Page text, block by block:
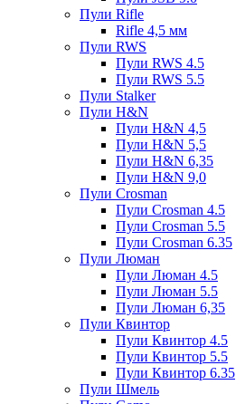
Пули Rifle
Rifle 4,5 мм
Пули RWS
Пули RWS 4.5
Пули RWS 5.5
Пули Stalker
Пули H&N
Пули H&N 4,5
Пули H&N 5,5
Пули H&N 6,35
Пули H&N 9,0
Пули Crosman
Пули Crosman 4.5
Пули Crosman 5.5
Пули Crosman 6.35
Пули Люман
Пули Люман 4.5
Пули Люман 5.5
Пули Люман 6,35
Пули Квинтор
Пули Квинтор 4.5
Пули Квинтор 5.5
Пули Квинтор 6.35
Пули Шмель